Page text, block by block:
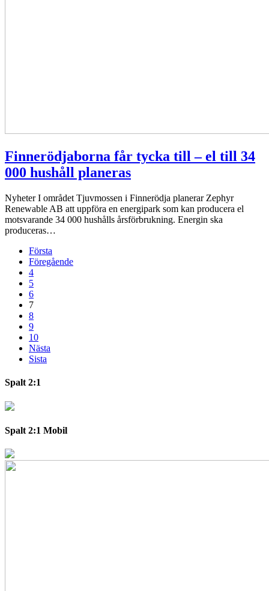
Finnerödjaborna får tycka till – el till 34
000 hushåll planeras
Nyheter I området Tjuvmossen i Finnerödja planerar Zephyr
Renewable AB att uppföra en energipark som kan producera el
motsvarande 34 000 hushålls årsförbrukning. Energin ska
produceras…
Första
Föregående
4
5
6
7
8
9
10
Nästa
Sista
Spalt 2:1
Spalt 2:1 Mobil